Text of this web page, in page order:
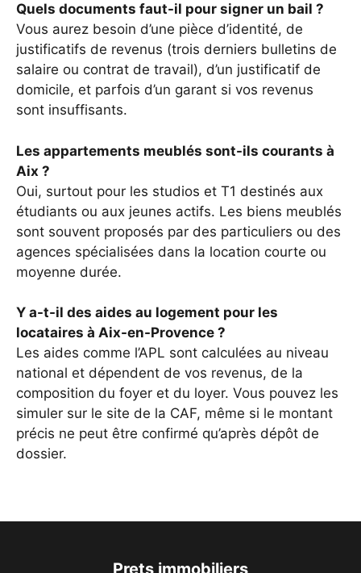
Quels documents faut-il pour signer un bail ?
Vous aurez besoin d’une pièce d’identité, de
justificatifs de revenus (trois derniers bulletins de
salaire ou contrat de travail), d’un justificatif de
domicile, et parfois d’un garant si vos revenus
sont insuffisants.
Les appartements meublés sont-ils courants à
Aix ?
Oui, surtout pour les studios et T1 destinés aux
étudiants ou aux jeunes actifs. Les biens meublés
sont souvent proposés par des particuliers ou des
agences spécialisées dans la location courte ou
moyenne durée.
Y a-t-il des aides au logement pour les
locataires à Aix-en-Provence ?
Les aides comme l’APL sont calculées au niveau
national et dépendent de vos revenus, de la
composition du foyer et du loyer. Vous pouvez les
simuler sur le site de la CAF, même si le montant
précis ne peut être confirmé qu’après dépôt de
dossier.